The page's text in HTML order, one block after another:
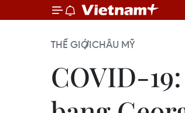
THẾ GIỚICHÂU MỸ
COVID-